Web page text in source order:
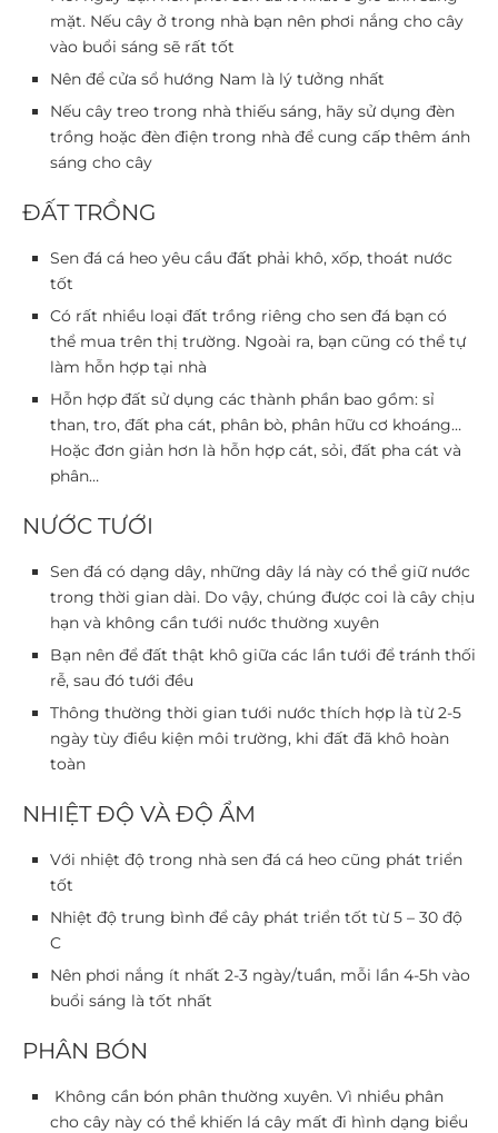
mặt. Nếu cây ở trong nhà bạn nên phơi nắng cho cây
vào buổi sáng sẽ rất tốt
Nên để cửa sổ hướng Nam là lý tưởng nhất
Nếu cây treo trong nhà thiếu sáng, hãy sử dụng đèn
trồng hoặc đèn điện trong nhà để cung cấp thêm ánh
sáng cho cây
ĐẤT TRỒNG
Sen đá cá heo yêu cầu đất phải khô, xốp, thoát nước
tốt
Có rất nhiều loại đất trồng riêng cho sen đá bạn có
thể mua trên thị trường. Ngoài ra, bạn cũng có thể tự
làm hỗn hợp tại nhà
Hỗn hợp đất sử dụng các thành phần bao gồm: sỉ
than, tro, đất pha cát, phân bò, phân hữu cơ khoáng…
Hoặc đơn giản hơn là hỗn hợp cát, sỏi, đất pha cát và
phân…
NƯỚC TƯỚI
Sen đá có dạng dây, những dây lá này có thể giữ nước
trong thời gian dài. Do vậy, chúng được coi là cây chịu
hạn và không cần tưới nước thường xuyên
Bạn nên để đất thật khô giữa các lần tưới để tránh thối
rễ, sau đó tưới đều
Thông thường thời gian tưới nước thích hợp là từ 2-5
ngày tùy điều kiện môi trường, khi đất đã khô hoàn
toàn
NHIỆT ĐỘ VÀ ĐỘ ẨM
Với nhiệt độ trong nhà sen đá cá heo cũng phát triển
tốt
Nhiệt độ trung bình để cây phát triển tốt từ 5 – 30 độ
C
Nên phơi nắng ít nhất 2-3 ngày/tuần, mỗi lần 4-5h vào
buổi sáng là tốt nhất
PHÂN BÓN
Không cần bón phân thường xuyên. Vì nhiều phân
cho cây này có thể khiến lá cây mất đi hình dạng biểu